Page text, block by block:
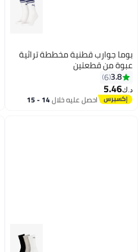
2
بوما جوارب قطنية مخططة تراثية
عبوة من قطعتين
3.8
6
د.ك‏5.46
احصل عليه خلال 14 - 15